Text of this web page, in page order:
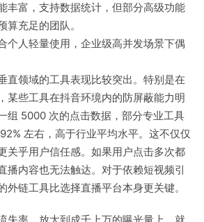
丰富，支持数据统计，但部分高级功能
算充足的团队。
个人轻量使用，企业级高并发场景下偶
直领域的工具表现比较突出。特别是在
某些工具在抖音环境内的防屏蔽能力明
组 5000 次的点击数据，部分专业工具
左右，高于行业平均水平。这不仅仅
关乎用户信任感。如果用户点击多次都
播内容也无法触达。对于依赖短视频引
外链工具比选择直播平台本身更关键。